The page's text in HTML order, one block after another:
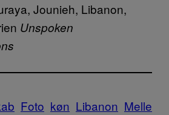
Jounieh, Libanon,
Unspoken
Foto køn Libanon Melle